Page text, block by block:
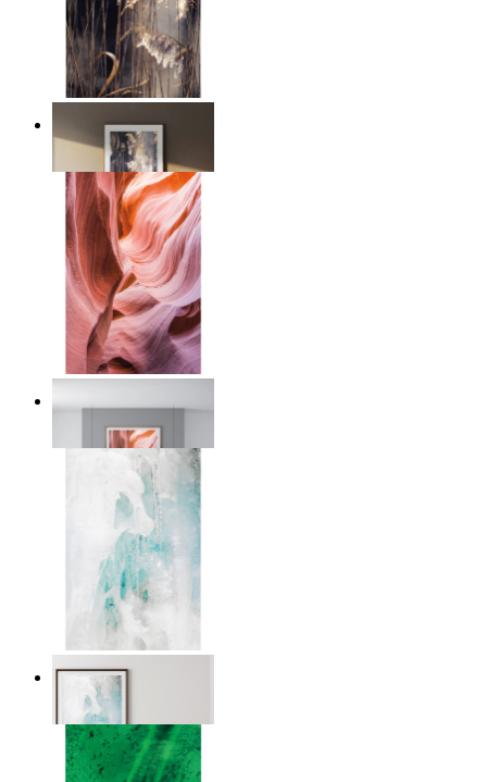
Nordic Reed Glow
14,95 €
Desert Layers
14,95 €
Nordic Veil
14,95 €